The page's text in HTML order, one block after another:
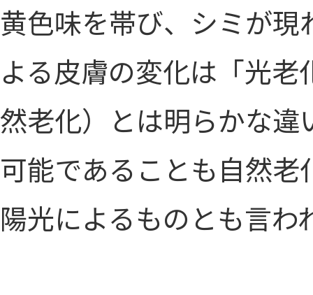
黄色味を帯び、シミが
よる皮膚の変化は「光
然老化）とは明らかな
可能であることも自然
陽光によるものとも言わ